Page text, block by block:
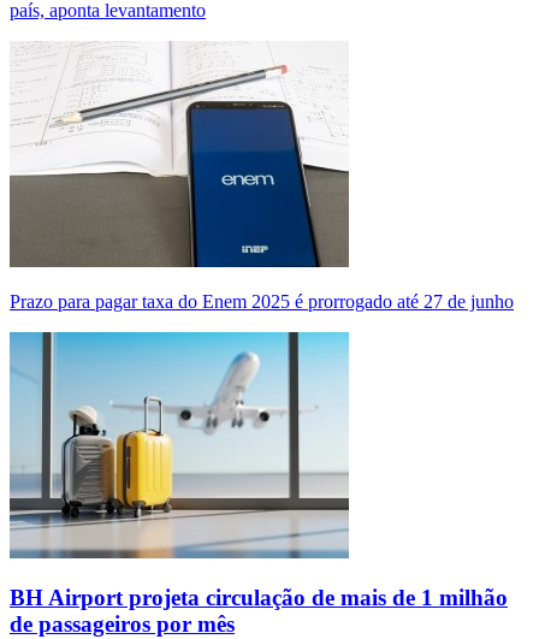
país, aponta levantamento
Prazo para pagar taxa do Enem 2025 é prorrogado até 27 de junho
BH Airport projeta circulação de mais de 1 milhão
de passageiros por mês